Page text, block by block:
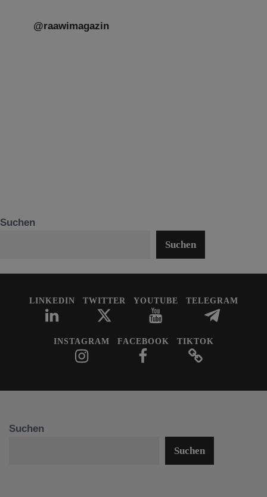
@raawimagazin
Suchen
Suchen
LINKEDIN TWITTER YOUTUBE TELEGRAM
INSTAGRAM FACEBOOK TIKTOK
Suchen
Suchen